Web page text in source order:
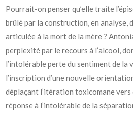
Pourrait-on penser qu’elle traite
brûlé par la construction, en analyse,
articulée à la mort de la mère ?
perplexité par le recours à l’alcool,
l’intolérable perte du sentiment de la
l’inscription d’une nouvelle
déplaçant l’itération toxicomane vers
réponse à l’intolérable de la